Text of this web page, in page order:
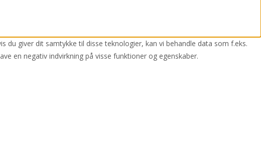
giver dit samtykke til disse teknologier, kan vi behandle data som f.eks.
en negativ indvirkning på visse funktioner og egenskaber.